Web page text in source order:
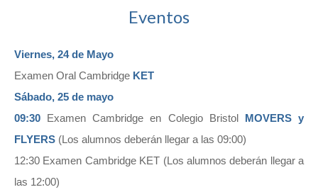
Eventos
Viernes, 24 de Mayo
Examen Oral Cambridge KET
Sábado, 25 de mayo
09:30 Examen Cambridge en Colegio Bristol MOVERS y
FLYERS (Los alumnos deberán llegar a las 09:00)
12:30 Examen Cambridge KET (Los alumnos deberán llegar a
las 12:00)